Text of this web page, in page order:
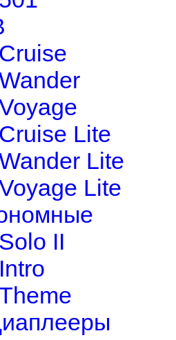
Cruise
Cruise Lite
Lite
Lite
Solo II
Intro